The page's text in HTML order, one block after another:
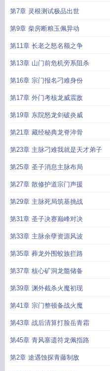
第7章 灵根测试极品出世
第9章 柴房断粮玉佩异动
第11章 长老之怒名额之争
第13章 山门前危机旁系阻杀
第16章 宗门报名刁难身份
第17章 外门考核龙威震敌
第19章 东院怒龙剑破炎威
第21章 藏经秘典龙脊淬骨
第23章 主脉刁难我就是天才弟子
第25章 圣子消息主脉布局
第27章 散修护道宗门声援
第29章 主脉死局筑基挑战
第31章 圣子决赛巅峰对决
第33章 主脉余孽资源风波
第35章 葬龙外围蛟族拦路
第37章 核心矿洞龙髓储备
第39章 渊外截杀火魔初现
第41章 宗门整顿备战火魔
第43章 战后清算打脸岳青霜
第45章 青风寨遗符龙佩指路
第2章 途遇蚀探青藤制敌